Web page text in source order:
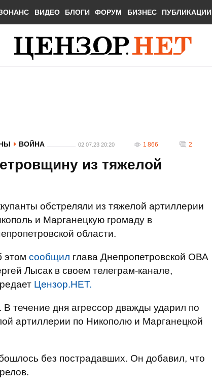
ВИДЕО БЛОГИ ФОРУМ БИЗНЕС ПУБЛИКАЦИИ
ВОЙНА 02.07.23 20:20 1 866 2
из тяжелой
обстреляли из тяжелой артиллерии
и Марганецкую громаду в
области.
этом сообщил глава Днепропетровской ОВА
Лысак в своем телеграм-канале,
Цензор.НЕТ.
течение дня агрессор дважды ударил по
артиллерии по Никополю и Марганецкой
без пострадавших. Он добавил, что